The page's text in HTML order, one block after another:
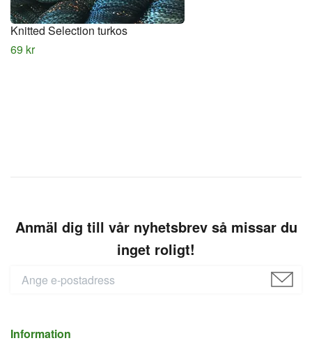
Knitted Selection turkos
69 kr
Anmäl dig till vår nyhetsbrev så missar du
inget roligt!
Information